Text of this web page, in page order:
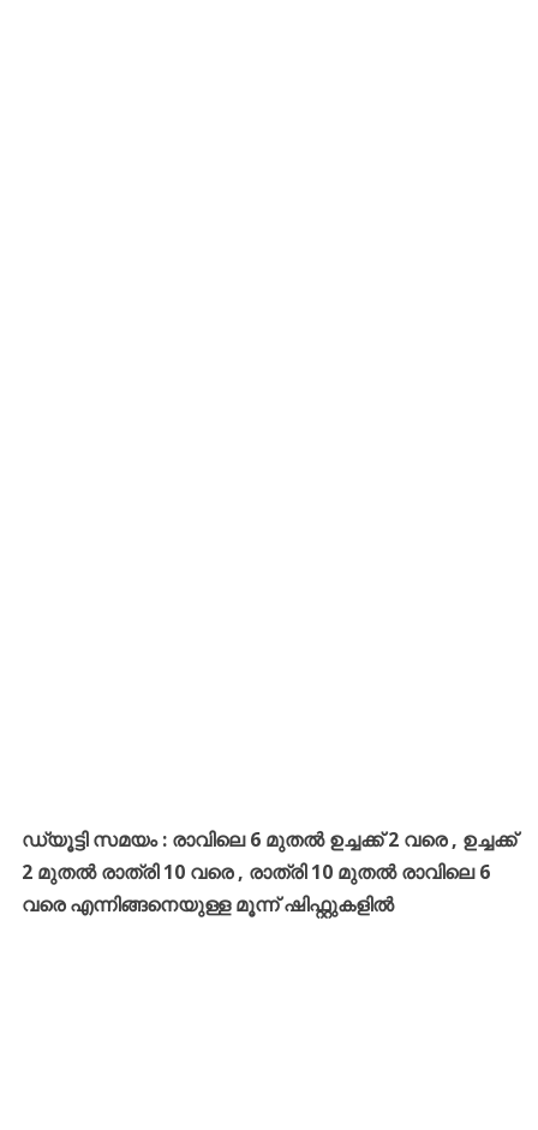
ഡ്യൂട്ടി സമയം : രാവിലെ 6 മുതൽ ഉച്ചക്ക് 2 വരെ , ഉച്ചക്ക്
2 മുതൽ രാത്രി 10 വരെ , രാത്രി 10 മുതൽ രാവിലെ 6
വരെ എന്നിങ്ങനെയുള്ള മൂന്ന് ഷിഫ്റ്റുകളിൽ